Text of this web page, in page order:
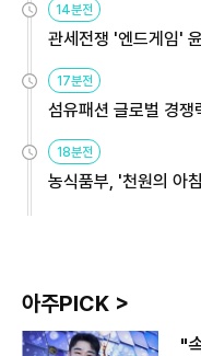
14분전
관세전쟁 '엔드게임'
17분전
섬유패션 글로벌 경
18분전
농식품부, '천원의 아
아주PICK >
"